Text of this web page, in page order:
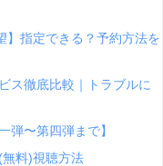
】指定できる？予約方法を
ス徹底比較｜トラブルに
弾〜第四弾まで】
料)視聴方法